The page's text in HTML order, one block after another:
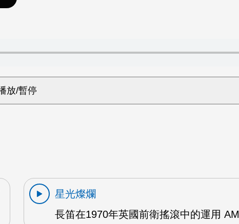
星光燦爛
長笛在1970年英國前衛搖滾中的運用 AM